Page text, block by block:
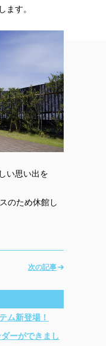
ます。
い思い出を
のため休館し
次の記事
ム新登場！
ーができまし